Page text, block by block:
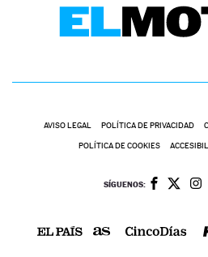
AVISO LEGAL POLÍTICA DE PRIVACIDAD
POLÍTICA DE COOKIES
SÍGUENOS: